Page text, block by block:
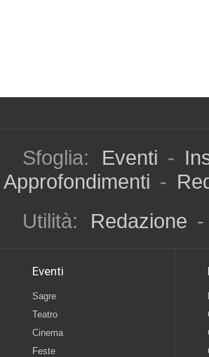
Sfoglia: Eventi -
Approfondimenti -
Utilità:
Redazione -
Eventi
Sagre
Teatro
Cinema
Feste